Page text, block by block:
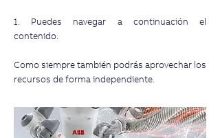
1. Puedes navegar a continuación el
contenido.
Como siempre también podrás aprovechar los
recursos de forma independiente.